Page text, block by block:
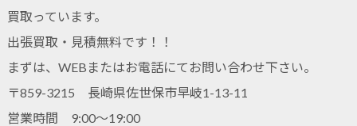
買取っています。
出張買取・見積無料です！！
まずは、WEBまたはお電話にてお問い合わせ下さい。
〒859-3215 長崎県佐世保市早岐1-13-11
営業時間 9:00～19:00